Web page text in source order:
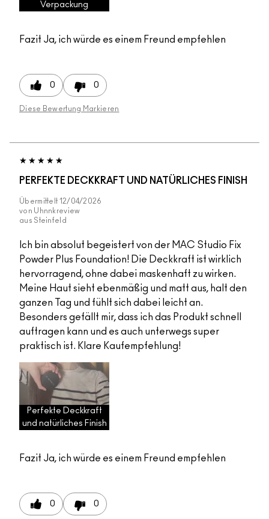
Verpackung
Fazit Ja, ich würde es einem Freund empfehlen
0 0
Diese Bewertung Markieren
PERFEKTE DECKKRAFT UND NATÜRLICHES FINISH
Übermittelt 12/04/2026
von Uhnnkreview
aus Steinfeld
Ich bin absolut begeistert von der MAC Studio Fix
Powder Plus Foundation! Die Deckkraft ist wirklich
hervorragend, ohne dabei maskenhaft zu wirken.
Meine Haut sieht ebenmäßig und matt aus, halt den
ganzen Tag und fühlt sich dabei leicht an.
Besonders gefällt mir, dass ich das Produkt schnell
auftragen kann und es auch unterwegs super
praktisch ist. Klare Kaufempfehlung!
Perfekte Deckkraft
und natürliches Finish
Fazit Ja, ich würde es einem Freund empfehlen
0 0